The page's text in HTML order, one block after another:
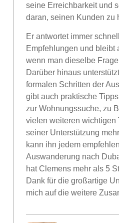
seine Erreichbarkeit und
daran, seinen Kunden zu
Er antwortet immer
Empfehlungen und bleibt
wenn man dieselbe
Darüber hinaus
formalen Schritten der
gibt auch praktische
zur Wohnungssuche, zu
vielen weiteren wichtigen
seiner Unterstützung
kann ihn jedem
Auswanderung nach
hat Clemens mehr als 5
Dank für die großartige
mich auf die weitere